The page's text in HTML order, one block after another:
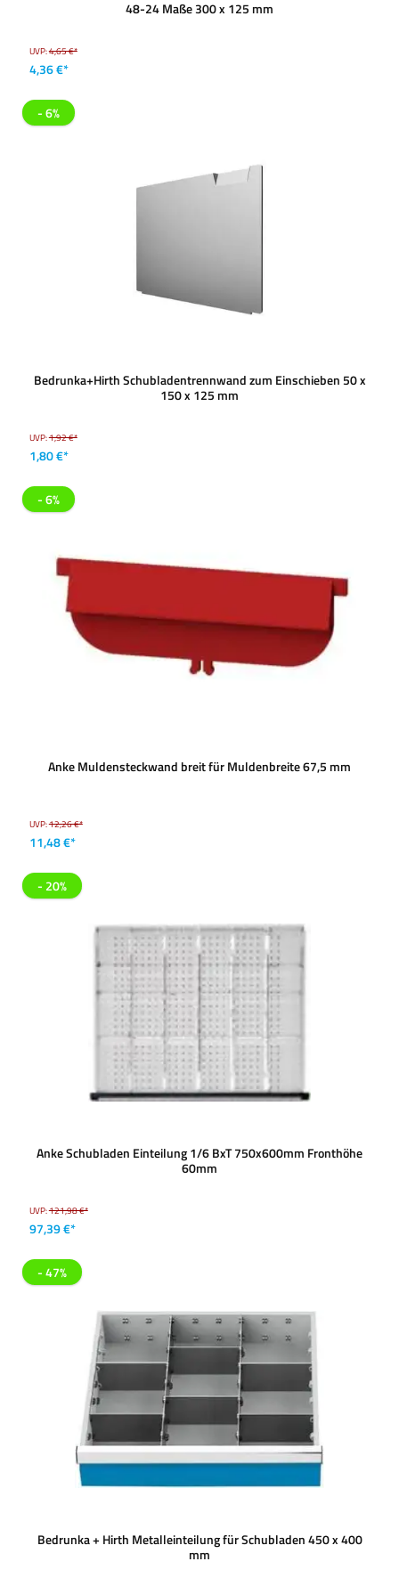
48-24 Maße 300 x 125 mm
UVP:4,65 €*
4,36 €*
- 6%
Bedrunka+Hirth Schubladentrennwand zum Einschieben 50 x
150 x 125 mm
UVP:1,92 €*
1,80 €*
- 6%
Anke Muldensteckwand breit für Muldenbreite 67,5 mm
UVP:12,26 €*
11,48 €*
- 20%
Anke Schubladen Einteilung 1/6 BxT 750x600mm Fronthöhe
60mm
UVP:121,98 €*
97,39 €*
- 47%
Bedrunka + Hirth Metalleinteilung für Schubladen 450 x 400
mm